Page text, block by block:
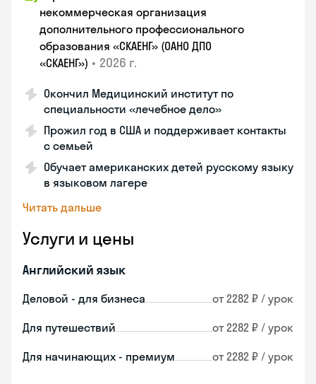
некоммерческая организация
дополнительного профессионального
образования «СКАЕНГ» (ОАНО ДПО
«СКАЕНГ») • 2026 г.
Окончил Медицинский институт по
специальности «лечебное дело»
Прожил год в США и поддерживает контакты
с семьей
Обучает американских детей русскому языку
в языковом лагере
Читать дальше
Услуги и цены
Английский язык
Деловой - для бизнеса от 2282 ₽ / урок
Для путешествий от 2282 ₽ / урок
Для начинающих - премиум от 2282 ₽ / урок